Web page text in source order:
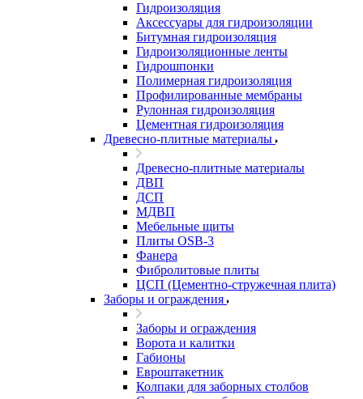
Гидроизоляция
Аксессуары для гидроизоляции
Битумная гидроизоляция
Гидроизоляционные ленты
Гидрошпонки
Полимерная гидроизоляция
Профилированные мембраны
Рулонная гидроизоляция
Цементная гидроизоляция
Древесно-плитные материалы
Древесно-плитные материалы
ДВП
ДСП
МДВП
Мебельные щиты
Плиты OSB-3
Фанера
Фибролитовые плиты
ЦСП (Цементно-стружечная плита)
Заборы и ограждения
Заборы и ограждения
Ворота и калитки
Габионы
Евроштакетник
Колпаки для заборных столбов